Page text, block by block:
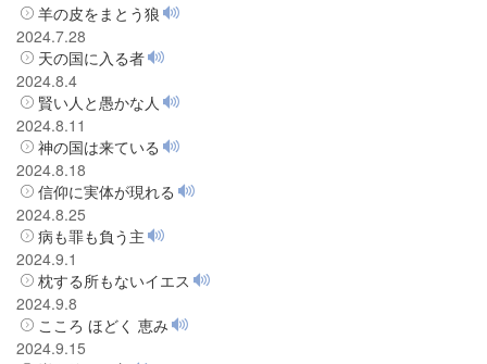
羊の皮をまとう狼
2024.7.28
天の国に入る者
2024.8.4
賢い人と愚かな人
2024.8.11
神の国は来ている
2024.8.18
信仰に実体が現れる
2024.8.25
病も罪も負う主
2024.9.1
枕する所もないイエス
2024.9.8
こころ ほどく 恵み
2024.9.15